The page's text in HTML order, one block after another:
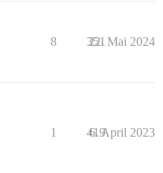
8 351
22. Mai 2024
1 419
6. April 2023